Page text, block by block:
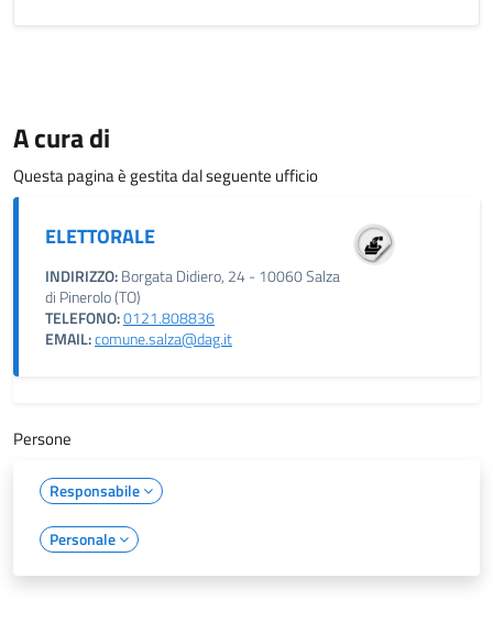
A cura di
Questa pagina è gestita dal seguente ufficio
ELETTORALE
INDIRIZZO:Borgata Didiero, 24 - 10060 Salza
di Pinerolo (TO)
TELEFONO:0121.808836
EMAIL:comune.salza@dag.it
Persone
Responsabile
Personale